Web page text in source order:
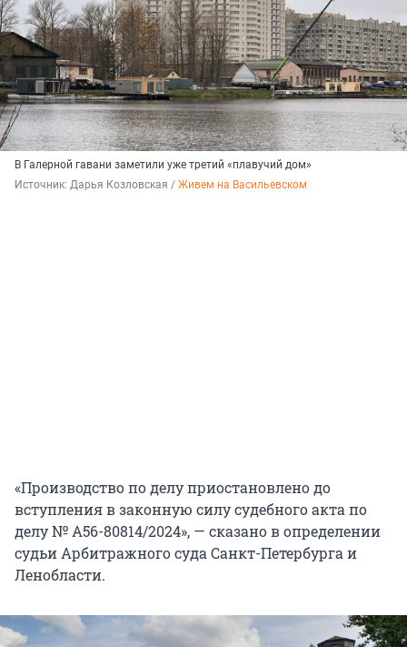
В Галерной гавани заметили уже третий «плавучий дом»
Источник: Дарья Козловская / Живем на Васильевском
«Производство по делу приостановлено до
вступления в законную силу судебного акта по
делу № А56-80814/2024», — сказано в определении
судьи Арбитражного суда Санкт-Петербурга и
Ленобласти.